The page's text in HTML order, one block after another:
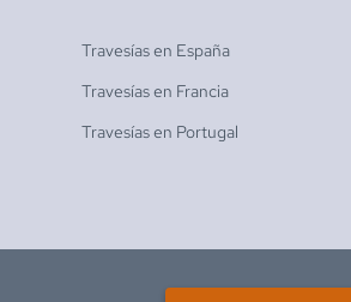
Travesías en España
Travesías en Francia
Travesías en Portugal